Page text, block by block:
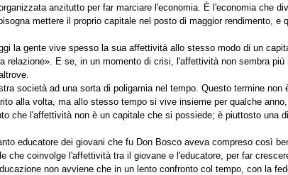
anzitutto per far marciare l'economia. È l'economia che
mettere il proprio capitale nel posto di maggior rendimento,
la gente vive spesso la sua affettività allo stesso modo di un
relazione». E se, in un momento di crisi, l'affettività non sembra
società ad una sorta di poligamia nel tempo. Questo termine
alla volta, ma allo stesso tempo si vive insieme per qualche
che l'affettività non è un capitale che si possiede; è piuttosto una
educatore dei giovani che fu Don Bosco aveva compreso così
che coinvolge l'affettività tra il giovane e l'educatore, per far
non avviene che in un lento confronto col tempo, con la